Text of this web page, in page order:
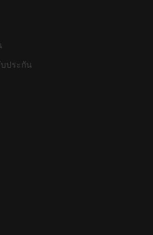
ประกัน